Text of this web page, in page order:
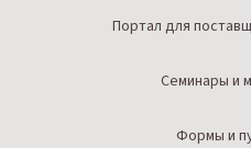
Портал для
Семинары и
Формы и